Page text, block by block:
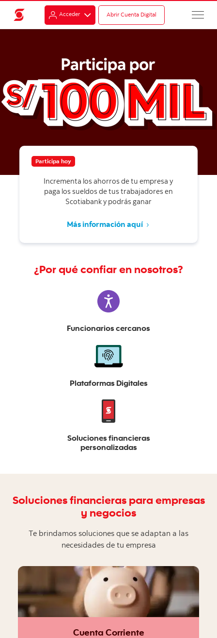
Acceder Abrir Cuenta Digital
Participa hoy
Incrementa los ahorros de tu empresa y
paga los sueldos de tus trabajadores en
Scotiabank y podrás ganar
Más información aquí
¿Por qué confiar en nosotros?
Funcionarios cercanos
Plataformas Digitales
Soluciones financieras
personalizadas
Soluciones financieras para empresas
y negocios
Te brindamos soluciones que se adaptan a las
necesidades de tu empresa
Cuenta Corriente